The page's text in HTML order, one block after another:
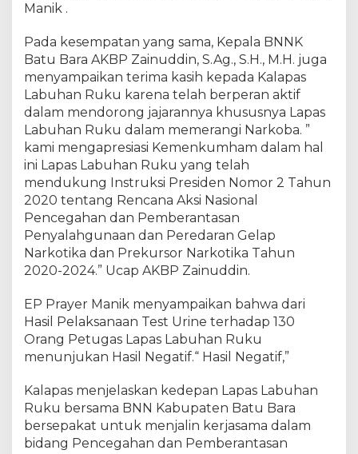
a
l
T
e
s
U
i
n
b
k
e
j
a
s
a
a
d
e
n
Manik .
Pada kesempatan yang sama, Kepala BNNK
Batu Bara AKBP Zainuddin, S.Ag., S.H., M.H. juga
menyampaikan terima kasih kepada Kalapas
Labuhan Ruku karena telah berperan aktif
dalam mendorong jajarannya khususnya Lapas
Labuhan Ruku dalam memerangi Narkoba. ”
kami mengapresiasi Kemenkumham dalam hal
ini Lapas Labuhan Ruku yang telah
mendukung Instruksi Presiden Nomor 2 Tahun
2020 tentang Rencana Aksi Nasional
Pencegahan dan Pemberantasan
Penyalahgunaan dan Peredaran Gelap
Narkotika dan Prekursor Narkotika Tahun
2020-2024.” Ucap AKBP Zainuddin.
EP Prayer Manik menyampaikan bahwa dari
Hasil Pelaksanaan Test Urine terhadap 130
Orang Petugas Lapas Labuhan Ruku
menunjukan Hasil Negatif.“ Hasil Negatif,”
Kalapas menjelaskan kedepan Lapas Labuhan
Ruku bersama BNN Kabupaten Batu Bara
bersepakat untuk menjalin kerjasama dalam
bidang Pencegahan dan Pemberantasan